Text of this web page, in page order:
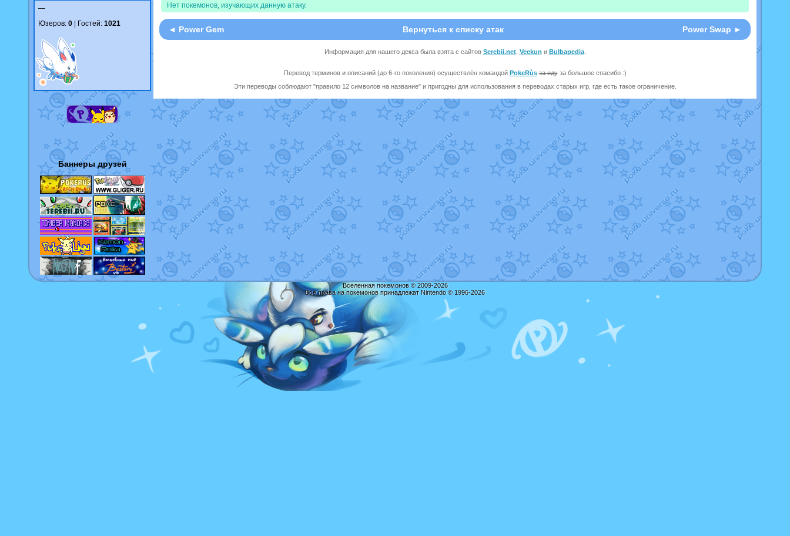
—
Юзеров: 0 | Гостей: 1021
Баннеры друзей
Нет покемонов, изучающих данную атаку.
◄ Power Gem Вернуться к списку атак Power Swap ►
Информация для нашего декса была взята с сайтов Serebii.net, Veekun и Bulbapedia.
Перевод терминов и описаний (до 6-го поколения) осуществлён командой PokeRùs за едуза большое спасибо :)
Эти переводы соблюдают "правило 12 символов на название" и пригодны для использования в переводах старых игр, где есть такое ограничение.
Вселенная покемонов © 2009-2026
Все права на покемонов принадлежат Nintendo © 1996-2026